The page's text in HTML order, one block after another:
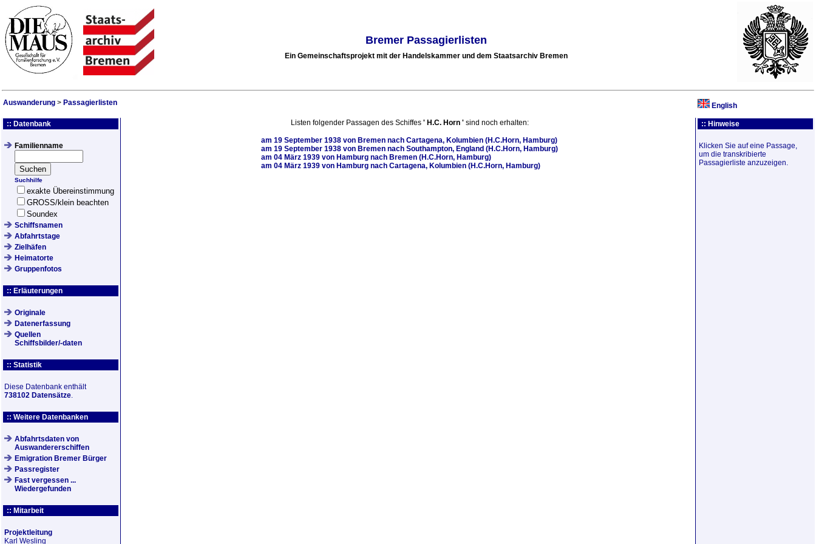
Bremer Passagierlisten
Ein Gemeinschaftsprojekt mit der Handelskammer und dem Staatsarchiv Bremen
Auswanderung > Passagierlisten English
:: Datenbank
Familienname
Suchhilfe
exakte Übereinstimmung
GROSS/klein beachten
Soundex
Schiffsnamen
Abfahrtstage
Zielhäfen
Heimatorte
Gruppenfotos
:: Erläuterungen
Originale
Datenerfassung
Quellen
Schiffsbilder/-daten
:: Statistik
Diese Datenbank enthält
738102 Datensätze.
:: Weitere Datenbanken
Abfahrtsdaten von
Auswandererschiffen
Emigration Bremer Bürger
Passregister
Fast vergessen ...
Wiedergefunden
:: Mitarbeit
Projektleitung
Karl Wesling
Listen folgender Passagen des Schiffes ' H.C. Horn'sind noch erhalten:
am 19 September 1938 von Bremen nach Cartagena, Kolumbien (H.C.Horn, Hamburg)
am 19 September 1938 von Bremen nach Southampton, England (H.C.Horn, Hamburg)
am 04 März 1939 von Hamburg nach Bremen (H.C.Horn, Hamburg)
am 04 März 1939 von Hamburg nach Cartagena, Kolumbien (H.C.Horn, Hamburg)
:: Hinweise
Klicken Sie auf eine Passage,
um die transkribierte
Passagierliste anzuzeigen.